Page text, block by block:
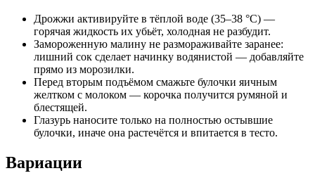
Дрожжи активируйте в тёплой воде (35–38 °C) —
горячая жидкость их убьёт, холодная не разбудит.
Замороженную малину не размораживайте заранее:
лишний сок сделает начинку водянистой — добавляйте
прямо из морозилки.
Перед вторым подъёмом смажьте булочки яичным
желтком с молоком — корочка получится румяной и
блестящей.
Глазурь наносите только на полностью остывшие
булочки, иначе она растечётся и впитается в тесто.
Вариации